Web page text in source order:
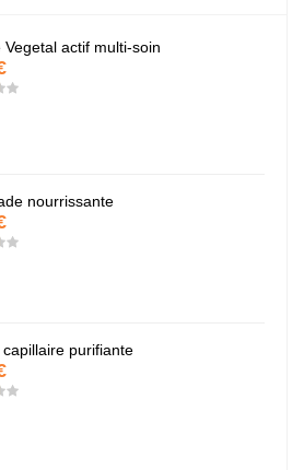
Vegetal actif multi-soin
nourrissante
purifiante